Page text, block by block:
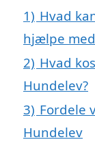
1) Hvad
hjælpe
2) Hvad
Hundelev?
3) Fordele
Hundelev